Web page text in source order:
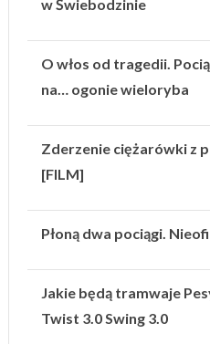
w Świebodzinie
O włos od tragedii.
na… ogonie wieloryba
Zderzenie ciężarówki z
[FILM]
Płoną dwa pociągi.
Jakie będą tramwaje
Twist 3.0 Swing 3.0